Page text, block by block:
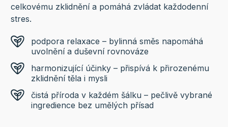
celkovému zklidnění a pomáhá zvládat každodenní
stres.
podpora relaxace – bylinná směs napomáhá
uvolnění a duševní rovnováze
harmonizující účinky – přispívá k přirozenému
zklidnění těla i mysli
čistá příroda v každém šálku – pečlivě vybrané
ingredience bez umělých přísad